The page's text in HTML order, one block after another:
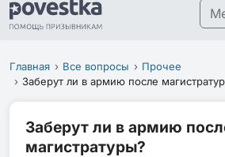
Главная Все вопросы
Прочее
Заберут ли в армию после
Заберут ли в армию
магистратуры?